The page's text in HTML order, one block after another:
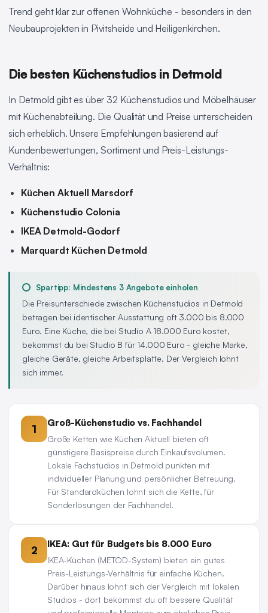
Trend geht klar zur offenen Wohnküche - besonders in den
Neubauprojekten in Pivitsheide und Heiligenkirchen.
Die besten Küchenstudios in Detmold
In Detmold gibt es über 32 Küchenstudios und Möbelhäuser
mit Küchenabteilung. Die Qualität und Preise unterscheiden
sich erheblich. Unsere Empfehlungen basierend auf
Kundenbewertungen, Sortiment und Preis-Leistungs-
Verhältnis:
Küchen Aktuell Marsdorf
Küchenstudio Colonia
IKEA Detmold-Godorf
Marquardt Küchen Detmold
Spartipp: Mindestens 3 Angebote einholen
Die Preisunterschiede zwischen Küchenstudios in Detmold
betragen bei identischer Ausstattung oft 3.000 bis 8.000
Euro. Eine Küche, die bei Studio A 18.000 Euro kostet,
bekommst du bei Studio B für 14.000 Euro - gleiche Marke,
gleiche Geräte, gleiche Arbeitsplatte. Der Vergleich lohnt
sich immer.
1 Groß-Küchenstudio vs. Fachhandel
Große Ketten wie Küchen Aktuell bieten oft
günstigere Basispreise durch Einkaufsvolumen.
Lokale Fachstudios in Detmold punkten mit
individueller Planung und persönlicher Betreuung.
Für Standardküchen lohnt sich die Kette, für
Sonderlösungen der Fachhandel.
2 IKEA: Gut für Budgets bis 8.000 Euro
IKEA-Küchen (METOD-System) bieten ein gutes
Preis-Leistungs-Verhältnis für einfache Küchen.
Darüber hinaus lohnt sich der Vergleich mit lokalen
Studios - dort bekommst du oft bessere Qualität